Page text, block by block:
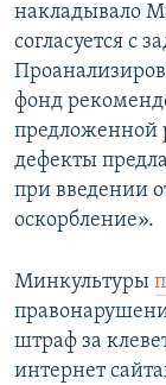
накладывало
согласуется с
фонд
предложенной
дефекты
при введении
оскорбление».
Минкультуры
штраф за
интернет